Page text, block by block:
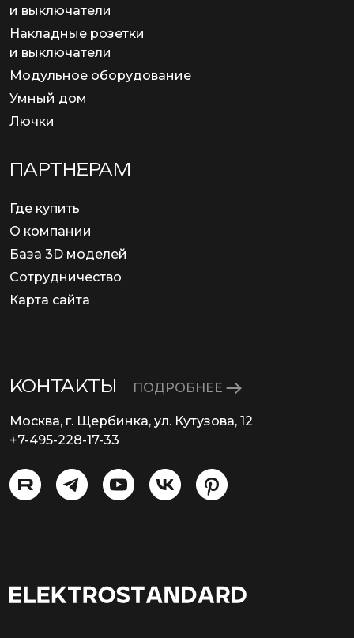
и выключатели
Накладные розетки
и выключатели
Модульное оборудование
Умный дом
Лючки
ПАРТНЕРАМ
Где купить
О компании
База 3D моделей
Сотрудничество
Карта сайта
КОНТАКТЫ ПОДРОБНЕЕ
Москва, г. Щербинка, ул. Кутузова, 12
+7-495-228-17-33